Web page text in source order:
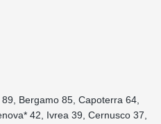
Bergamo 85, Capoterra 64,
42, Ivrea 39, Cernusco 37,